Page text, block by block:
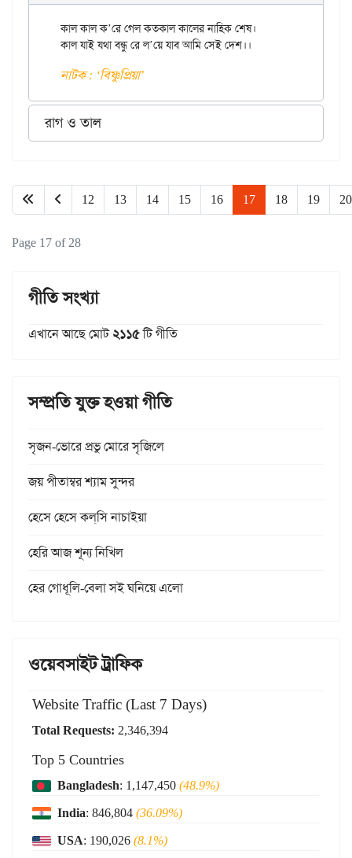
কাল কাল ক’রে গেল কতকাল কালের নাহিক শেষ।
নাটক : ‘বিষ্ণুপ্রিয়া’
রাগ ও তাল
12 13 14 15 16 17 18 19 20
Page 17 of 28
গীতি সংখ্যা
এখানে আছে মোট২১১৫টি গীতি
সম্প্রতি যুক্ত হওয়া গীতি
সৃজন-ভোরে প্রভু মোরে সৃজিলে
জয় পীতাম্বর শ্যাম সুন্দর
হেসে হেসে কল্‌সি নাচাইয়া
হেরি আজ শূন্য নিখিল
হের গোধূলি-বেলা সই ঘনিয়ে এলো
ওয়েবসাইট ট্রাফিক
Website Traffic (Last 7 Days)
Total Requests: 2,346,394
Top 5 Countries
Bangladesh: 1,147,450(48.9%)
India: 846,804(36.09%)
USA: 190,026(8.1%)